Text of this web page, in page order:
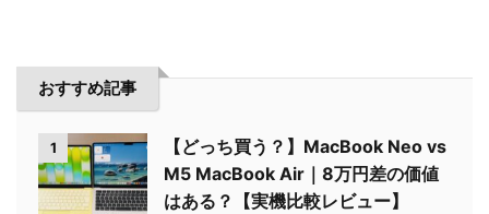
おすすめ記事
1
【どっち買う？】MacBook Neo vs
M5 MacBook Air｜8万円差の価値
はある？【実機比較レビュー】